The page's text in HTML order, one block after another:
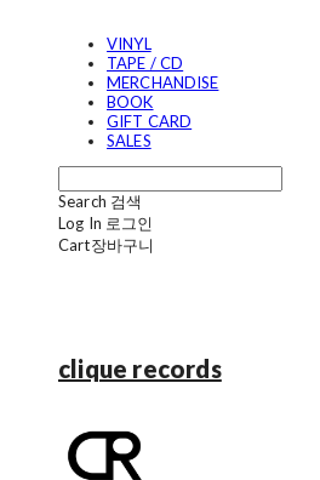
VINYL
TAPE / CD
MERCHANDISE
BOOK
GIFT CARD
SALES
Search 검색
Log In 로그인
Cart장바구니
clique records